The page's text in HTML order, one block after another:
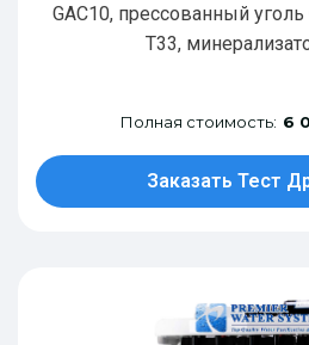
GAC10, прессованный уголь
T33,
Полная стоимость: 6
Заказать Тест